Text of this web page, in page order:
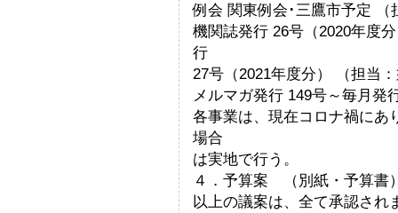
例会 関東例会･三鷹市予定 （
機関誌発行 26号（2020年
行
27号（2021年度分） （担当
メルマガ発行 149号～毎月発
各事業は、現在コロナ禍にあ
場合
は実地で行う。
４．予算案 （別紙・予算書
以上の議案は、全て承認され